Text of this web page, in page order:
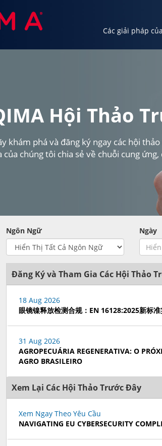
Các giải pháp
Hội Thảo
khám phá và đăng ký ngay các hội
của chúng tôi chia sẻ về chuỗi cung
Ngôn Ngữ Ngày
Đăng Ký và Tham Gia Các Hội Thảo
18 Aug 2026
眼镜镍释放检测合规：EN 16128:2025新标
31 Aug 2026
AGROPECUÁRIA REGENERATIVA: O
AGRO BRASILEIRO
Xem Lại Các Hội Thảo Trước Đây
Xem Ngay Theo Yêu Cầu
NAVIGATING EU CYBERSECURITY